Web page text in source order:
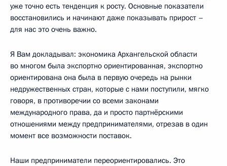
уже точно есть тенденция к росту. Основные показатели
восстановились и начинают даже показывать прирост –
для нас это очень важно.
Я Вам докладывал: экономика Архангельской области
во многом была экспортно ориентированная, экспортно
ориентирована она была в первую очередь на рынки
недружественных стран, которые с нами поступили, мягко
говоря, в противоречии со всеми законами
международного права, да и просто партнёрскими
отношениями между предпринимателями, отрезав в один
момент все возможности поставок.
Наши предприниматели переориентировались. Это